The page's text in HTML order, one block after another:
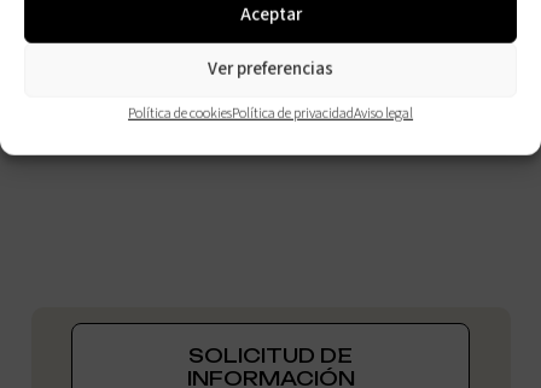
Aceptar
Ver preferencias
Política de cookiesPolítica de privacidadAviso legal
SOLICITUD DE
INFORMACIÓN